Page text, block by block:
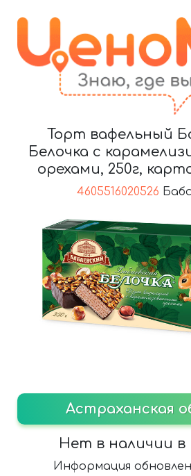
Торт вафельный
Белочка с
орехами, 250г,
4605516020526
Астраханская
Нет в наличии в
Информация